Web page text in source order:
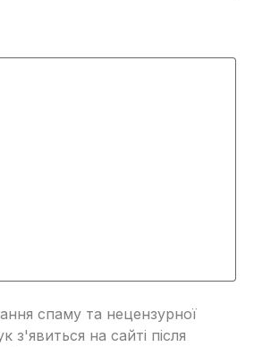
спаму та нецензурної
з'явиться на сайті після